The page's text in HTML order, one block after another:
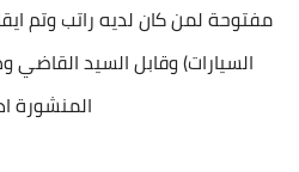
مفتوحة لمن كان لديه راتب وتم
السيارات) وقابل السيد
المنشورة